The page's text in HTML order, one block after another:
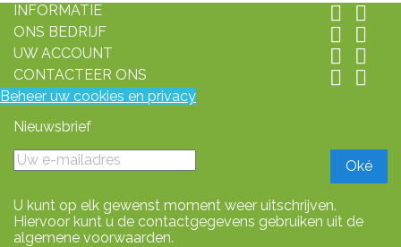
INFORMATIE
 
ONS BEDRIJF  
UW ACCOUNT  
CONTACTEER ONS  
Beheer uw cookies en privacy
Nieuwsbrief
U kunt op elk gewenst moment weer uitschrijven.
Hiervoor kunt u de contactgegevens gebruiken uit de
algemene voorwaarden.